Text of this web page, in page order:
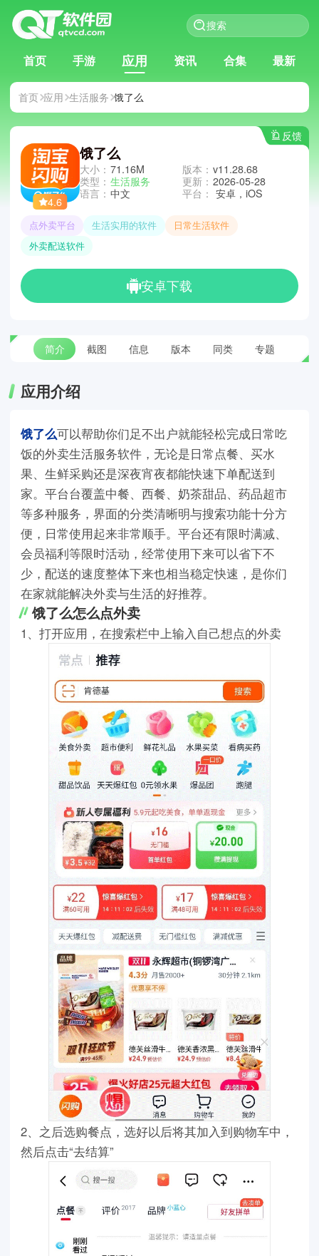
首页 手游 应用 资讯 合集 最新
首页 应用 生活服务 饿了么
反馈
4.6
饿了么
大小： 71.16M
类型： 生活服务
语言： 中文
版本： v11.28.68
更新： 2026-05-28
平台： 安卓，iOS
点外卖平台 生活实用的软件
日常生活软件
外卖配送软件
安卓下载
简介 截图 信息 版本 同类 专题
应用介绍
饿了么可以帮助你们足不出户就能轻松完成日常吃
饭的外卖生活服务软件，无论是日常点餐、买水
果、生鲜采购还是深夜宵夜都能快速下单配送到
家。平台台覆盖中餐、西餐、奶茶甜品、药品超市
等多种服务，界面的分类清晰明与搜索功能十分方
便，日常使用起来非常顺手。平台还有限时满减、
会员福利等限时活动，经常使用下来可以省下不
少，配送的速度整体下来也相当稳定快速，是你们
在家就能解决外卖与生活的好推荐。
饿了么怎么点外卖
1、打开应用，在搜索栏中上输入自己想点的外卖
2、之后选购餐点，选好以后将其加入到购物车中，
然后点击“去结算”